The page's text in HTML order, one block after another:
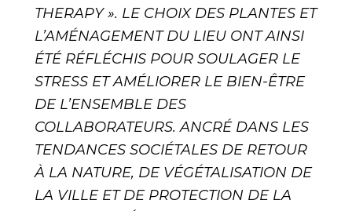
THERAPY ». LE CHOIX DES PLANTES ET
L’AMÉNAGEMENT DU LIEU ONT AINSI
ÉTÉ RÉFLÉCHIS POUR SOULAGER LE
STRESS ET AMÉLIORER LE BIEN-ÊTRE
DE L’ENSEMBLE DES
COLLABORATEURS. ANCRÉ DANS LES
TENDANCES SOCIÉTALES DE RETOUR
À LA NATURE, DE VÉGÉTALISATION DE
LA VILLE ET DE PROTECTION DE LA